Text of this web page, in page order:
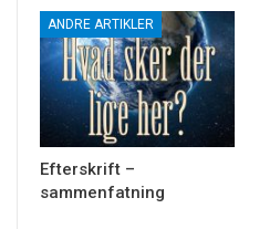
ANDRE ARTIKLER
Efterskrift –
sammenfatning